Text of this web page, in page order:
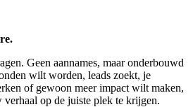
Geen aannames, maar onderbouwd
wilt worden, leads zoekt, je
of gewoon meer impact wilt maken,
op de juiste plek te krijgen.